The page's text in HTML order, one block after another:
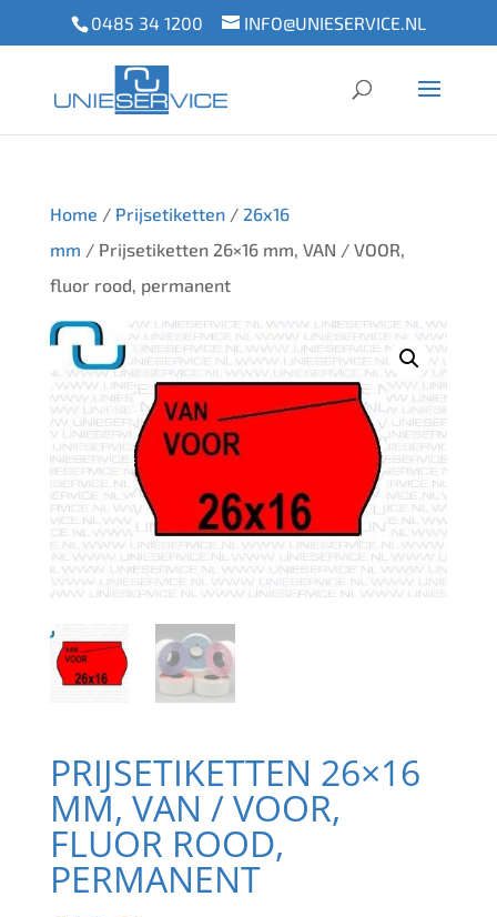
0485 34 1200 INFO@UNIESERVICE.NL
Home / Prijsetiketten/ 26x16
mm / Prijsetiketten 26×16 mm, VAN / VOOR,
fluor rood, permanent
PRIJSETIKETTEN 26×16
MM, VAN / VOOR,
FLUOR ROOD,
PERMANENT